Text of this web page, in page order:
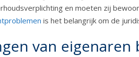
en moeten zij
is het belangrijk om de
van